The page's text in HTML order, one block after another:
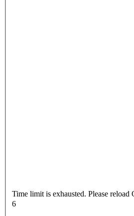
Time limit is exhausted. Please
6